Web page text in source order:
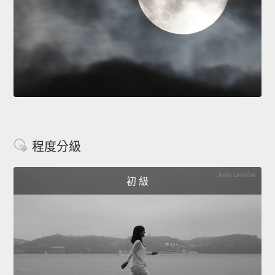
程度分級
初 級